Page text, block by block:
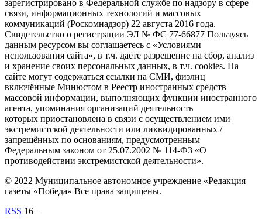
зарегистрировано в Федеральной службе по надзору в сфере
связи, информационных технологий и массовых
коммуникаций (Роскомнадзор) 22 августа 2016 года.
Свидетельство о регистрации ЭЛ № ФС 77-66877 Пользуясь
данным ресурсом вы соглашаетесь с «Условиями
использования сайта», в т.ч. даёте разрешение на сбор, анализ
и хранение своих персональных данных, в т.ч. cookies. На
сайте могут содержаться ссылки на СМИ, физлиц
включённые Минюстом в Реестр иностранных средств
массовой информации, выполняющих функции иностранного
агента, упоминания организаций деятельность
которых приостановлена в связи с осуществлением ими
экстремистской деятельности или ликвидированных /
запрещённых по основаниям, предусмотренным
Федеральным законом от 25.07.2002 № 114-ФЗ «О
противодействии экстремистской деятельности».
© 2022 Муниципальное автономное учреждение «Редакция
газеты «Победа» Все права защищены.
RSS 16+